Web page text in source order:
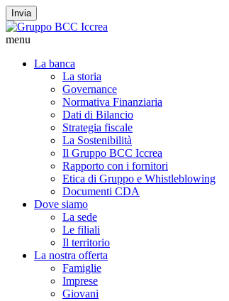
Invia
menu
La banca
La storia
Governance
Normativa Finanziaria
Dati di Bilancio
Strategia fiscale
La Sostenibilità
Il Gruppo BCC Iccrea
Rapporto con i fornitori
Etica di Gruppo e Whistleblowing
Documenti CDA
Dove siamo
La sede
Le filiali
Il territorio
La nostra offerta
Famiglie
Imprese
Giovani